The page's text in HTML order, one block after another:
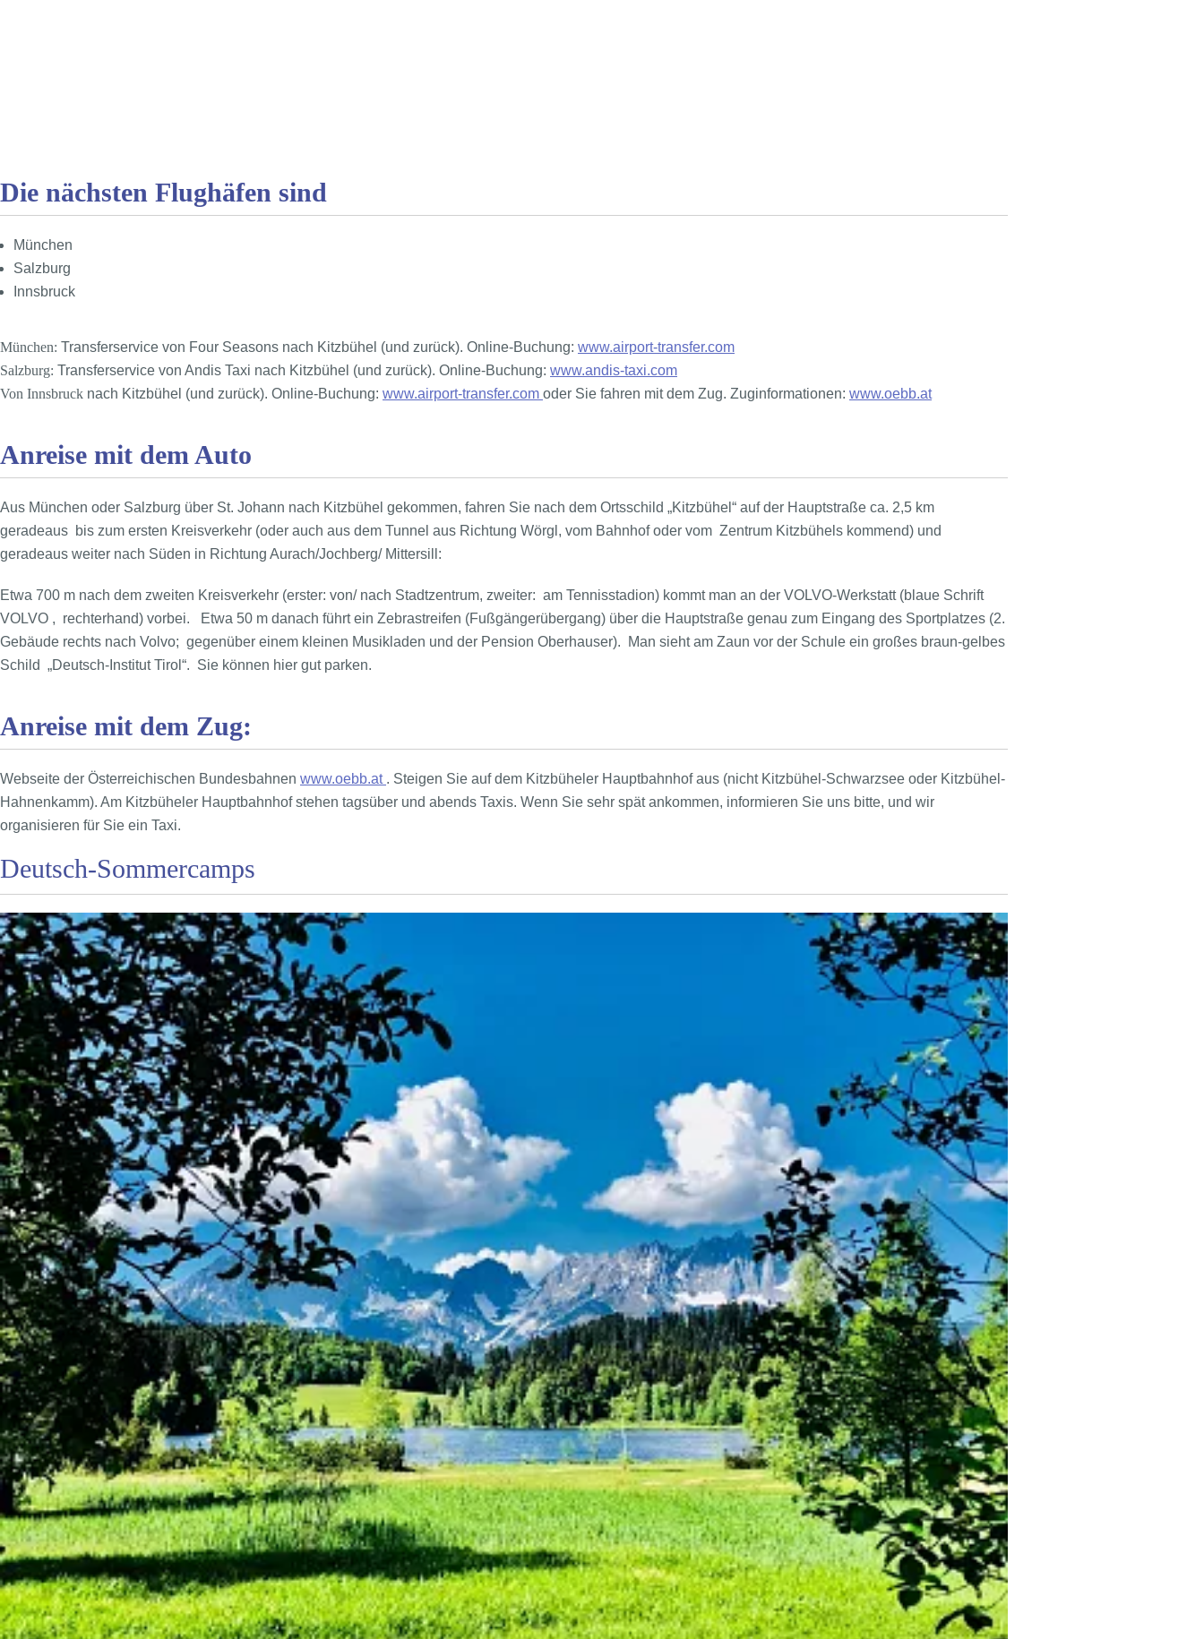
Die nächsten Flughäfen sind
München
Salzburg
Innsbruck
München: Transferservice von Four Seasons nach Kitzbühel (und zurück). Online-Buchung: www.airport-transfer.com
Salzburg: Transferservice von Andis Taxi nach Kitzbühel (und zurück). Online-Buchung: www.andis-taxi.com
Von Innsbruck nach Kitzbühel (und zurück). Online-Buchung: www.airport-transfer.com oder Sie fahren mit dem Zug. Zuginformationen: www.oebb.at
Anreise mit dem Auto
Aus München oder Salzburg über St. Johann nach Kitzbühel gekommen, fahren Sie nach dem Ortsschild „Kitzbühel“ auf der Hauptstraße ca. 2,5 km
geradeaus bis zum ersten Kreisverkehr (oder auch aus dem Tunnel aus Richtung Wörgl, vom Bahnhof oder vom Zentrum Kitzbühels kommend) und
geradeaus weiter nach Süden in Richtung Aurach/Jochberg/ Mittersill:
Etwa 700 m nach dem zweiten Kreisverkehr (erster: von/ nach Stadtzentrum, zweiter: am Tennisstadion) kommt man an der VOLVO-Werkstatt (blaue Schrift
VOLVO , rechterhand) vorbei. Etwa 50 m danach führt ein Zebrastreifen (Fußgängerübergang) über die Hauptstraße genau zum Eingang des Sportplatzes (2.
Gebäude rechts nach Volvo; gegenüber einem kleinen Musikladen und der Pension Oberhauser). Man sieht am Zaun vor der Schule ein großes braun-gelbes
Schild „Deutsch-Institut Tirol“. Sie können hier gut parken.
Anreise mit dem Zug:
Webseite der Österreichischen Bundesbahnen www.oebb.at . Steigen Sie auf dem Kitzbüheler Hauptbahnhof aus (nicht Kitzbühel-Schwarzsee oder Kitzbühel-
Hahnenkamm). Am Kitzbüheler Hauptbahnhof stehen tagsüber und abends Taxis. Wenn Sie sehr spät ankommen, informieren Sie uns bitte, und wir
organisieren für Sie ein Taxi.
Deutsch-Sommercamps